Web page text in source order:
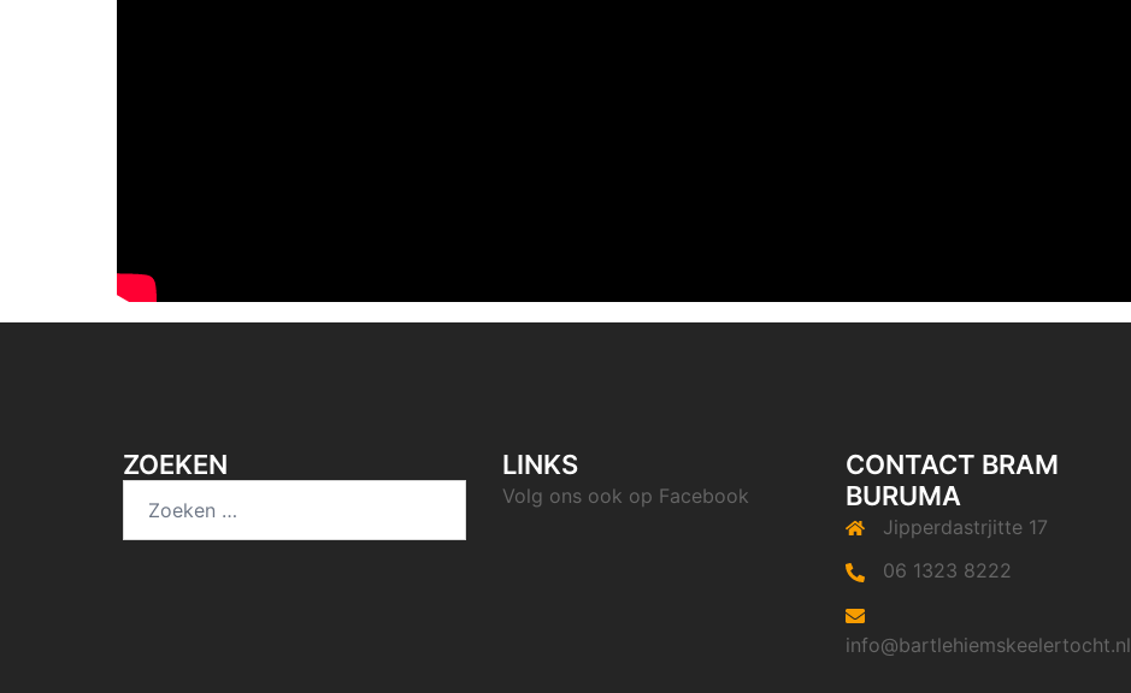
ZOEKEN LINKS
Volg ons ook op Facebook
CONTACT BRAM
BURUMA
Jipperdastrjitte 17
06 1323 8222
info@bartlehiemskeelertocht.nl